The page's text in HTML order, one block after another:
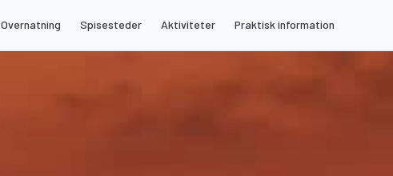
Overnatning Spisesteder Aktiviteter Praktisk information